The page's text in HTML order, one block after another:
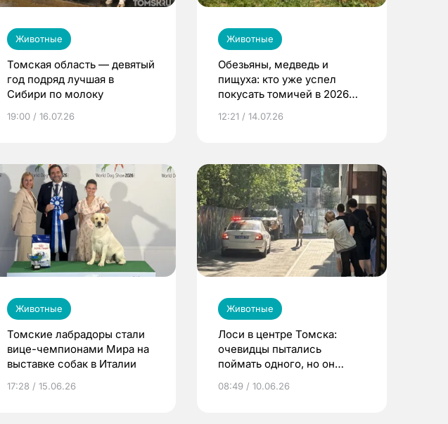
Животные
Томская область — девятый
год подряд лучшая в
Сибири по молоку
19:00 / 16.07.26
Животные
Обезьяны, медведь и
пищуха: кто уже успел
покусать томичей в 2026
12:21 / 14.07.26
Животные
Томские лабрадоры стали
вице-чемпионами Мира на
выставке собак в Италии
17:28 / 15.06.26
Животные
Лоси в центре Томска:
очевидцы пытались
поймать одного, но он
08:49 / 10.06.26